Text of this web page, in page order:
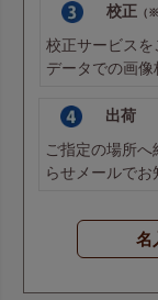
校正 （
校正サービスを
データでの画像
出荷
ご指定の場所
らせメールでお
名